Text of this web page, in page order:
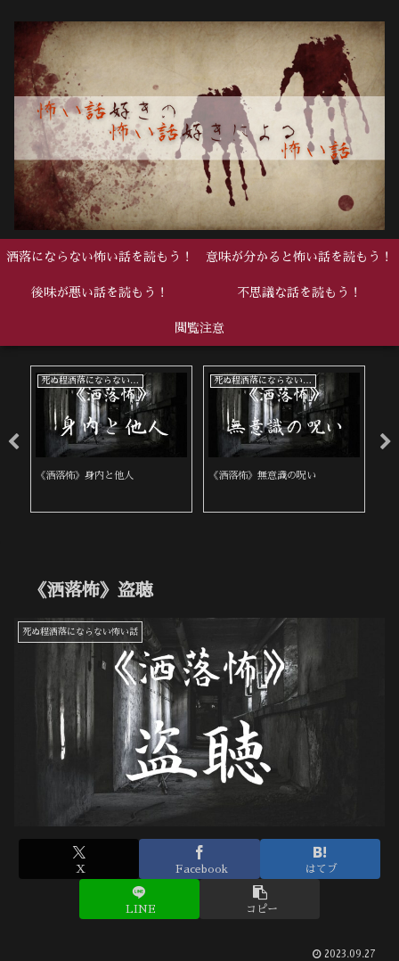
洒落にならない怖い話を読もう！ 意味が分かると怖い話を読もう！
後味が悪い話を読もう！ 不思議な話を読もう！
閲覧注意
死ぬ程洒落にならない怖い話
《洒落怖》身内と他人
死ぬ程洒落にならない怖い話
《洒落怖》無意識の呪い
《洒落怖》盗聴
死ぬ程洒落にならない怖い話
X Facebook はてブ
LINE コピー
2023.09.27